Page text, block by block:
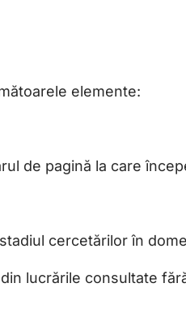
elemente:
de pagină la care
cercetărilor în
lucrările consultate